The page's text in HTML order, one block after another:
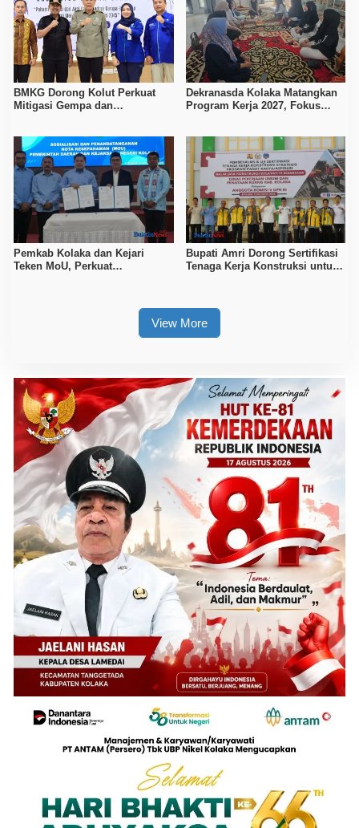
BMKG Dorong Kolut Perkuat
Mitigasi Gempa dan
Dekranasda Kolaka Matangkan
Program Kerja 2027, Fokus
Pemkab Kolaka dan Kejari
Teken MoU, Perkuat
Bupati Amri Dorong Sertifikasi
Tenaga Kerja Konstruksi untuk
View More